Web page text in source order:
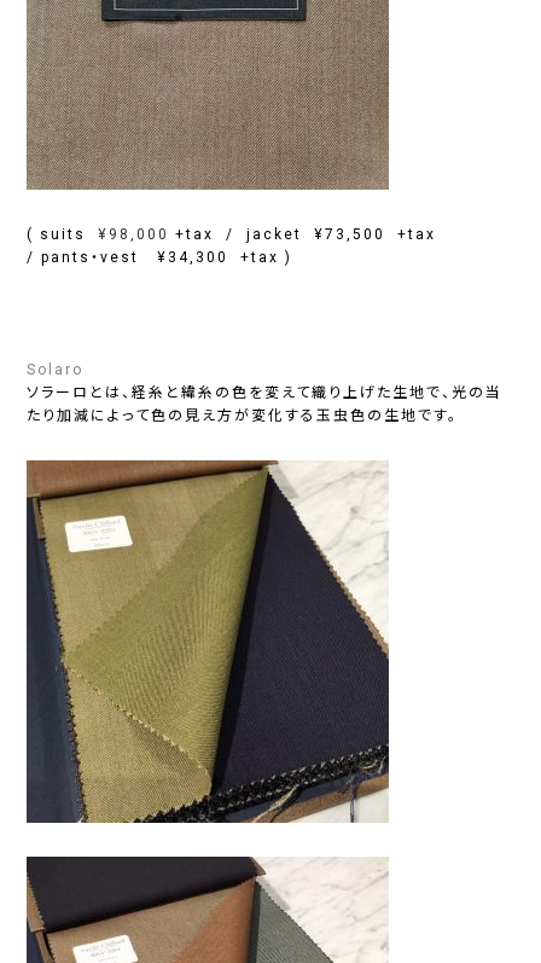
( suits¥98,000 +tax / jacket ¥73,500 +tax
/ pants・vest ¥34,300 +tax )
Solaro
ソラーロとは、経糸と緯糸の色を変えて織り上げた生地で、光の当
たり加減によって色の見え方が変化する玉虫色の生地です。